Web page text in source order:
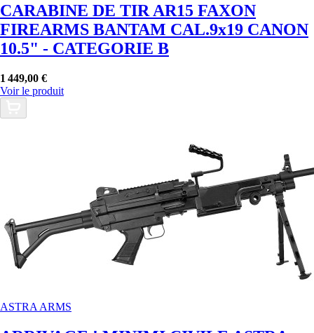
CARABINE DE TIR AR15 FAXON
FIREARMS BANTAM CAL.9x19 CANON
10.5" - CATEGORIE B
1 449,00 €
Voir le produit
ASTRA ARMS